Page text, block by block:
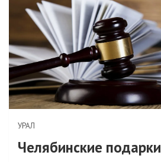
УРАЛ
Челябинские подарки